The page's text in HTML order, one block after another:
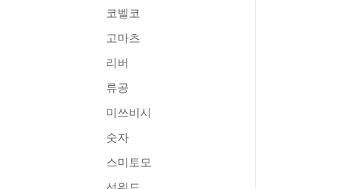
코벨코
고마츠
리버
류공
미쓰비시
숫자
스미토모